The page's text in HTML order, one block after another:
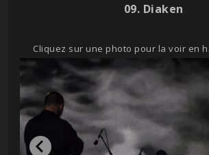
09. Diaken
Cliquez sur une photo pour la voir en